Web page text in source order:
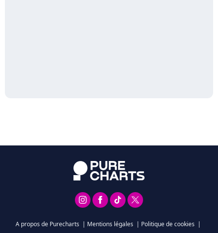
A propos de Purecharts | Mentions légales | Politique de cookies |